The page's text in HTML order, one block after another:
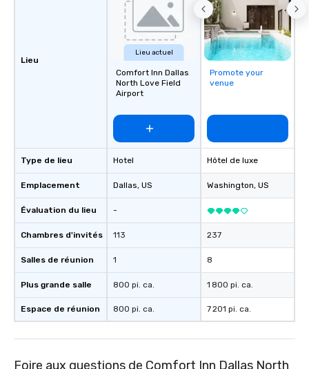
Lieu
Type de lieu
Emplacement
Évaluation du lieu
Chambres d'invités
Salles de réunion
Plus grande salle
Espace de réunion
Lieu actuel
Comfort Inn Dallas
North Love Field
Airport
Hotel
Dallas, US
-
113
1
800 pi. ca.
800 pi. ca.
Promote your
venue
Hôtel de luxe
Washington, US
237
8
1 800 pi. ca.
7 201 pi. ca.
Foire aux questions de Comfort Inn Dallas North